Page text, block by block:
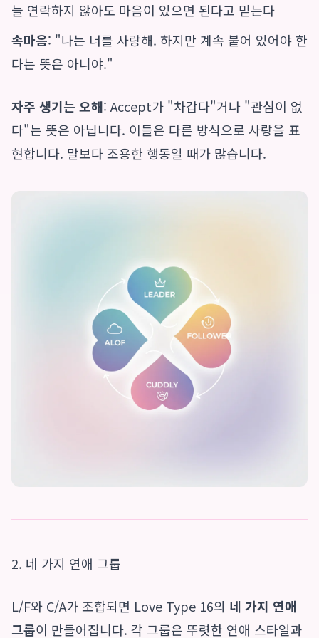
늘 연락하지 않아도 마음이 있으면 된다고 믿는다
속마음: "나는 너를 사랑해. 하지만 계속 붙어 있어야 한
다는 뜻은 아니야."
자주 생기는 오해: Accept가 "차갑다"거나 "관심이 없
다"는 뜻은 아닙니다. 이들은 다른 방식으로 사랑을 표
현합니다. 말보다 조용한 행동일 때가 많습니다.
2. 네 가지 연애 그룹
L/F와 C/A가 조합되면 Love Type 16의 네 가지 연애
그룹이 만들어집니다. 각 그룹은 뚜렷한 연애 스타일과